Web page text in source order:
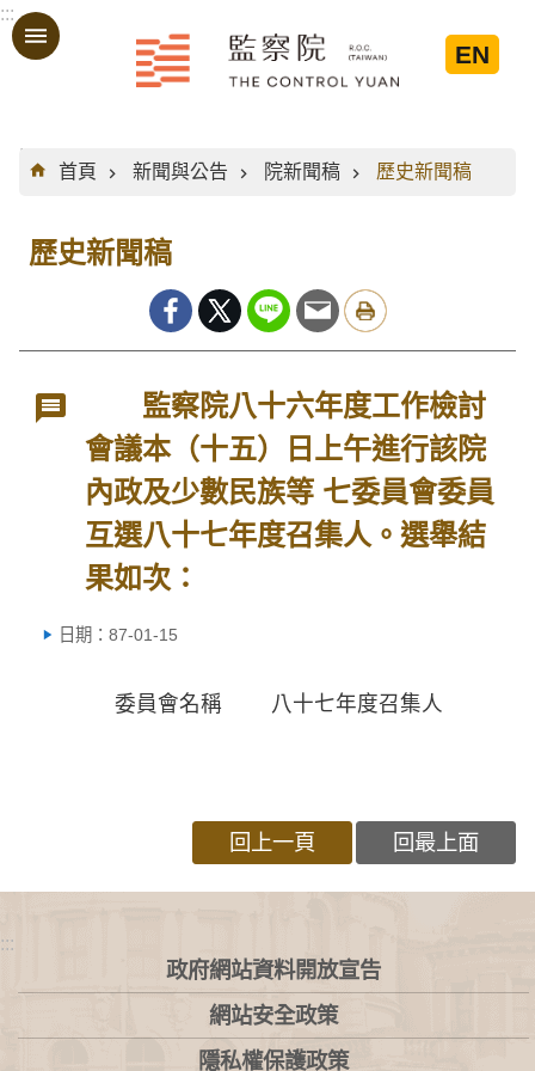
跳到主要內容區塊
:::
EN
:::
首頁
新聞與公告 院新聞稿 歷史新聞稿
歷史新聞稿
監察院八十六年度工作檢討
會議本（十五）日上午進行該院
內政及少數民族等 七委員會委員
互選八十七年度召集人。選舉結
果如次：
日期：87-01-15
委員會名稱 八十七年度召集人
回上一頁 回最上面
:::
政府網站資料開放宣告
網站安全政策
隱私權保護政策